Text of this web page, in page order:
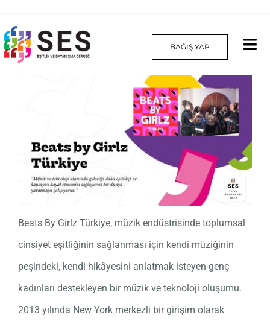
to
content
BAĞIŞ YAP
Platform
Yılın Kadınları
İletişim
Beats By Girlz Türkiye, müzik endüstrisinde toplumsal
cinsiyet eşitliğinin sağlanması için kendi müziğinin
peşindeki, kendi hikâyesini anlatmak isteyen genç
kadınları destekleyen bir müzik ve teknoloji oluşumu.
2013 yılında New York merkezli bir girişim olarak